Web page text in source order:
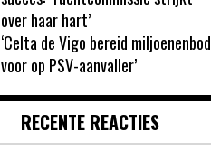
over haar hart’
‘Celta de Vigo bereid miljoenenbod
voor op PSV-aanvaller’
RECENTE REACTIES